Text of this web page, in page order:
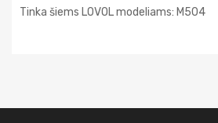
Tinka šiems LOVOL modeliams: M504